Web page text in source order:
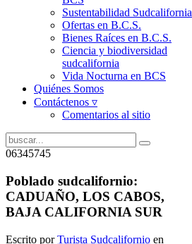
Sustentabilidad Sudcalifornia
Ofertas en B.C.S.
Bienes Raíces en B.C.S.
Ciencia y biodiversidad
sudcalifornia
Vida Nocturna en BCS
Quiénes Somos
Contáctenos ▿
Comentarios al sitio
06345745
Poblado sudcalifornio:
CADUAÑO, LOS CABOS,
BAJA CALIFORNIA SUR
Escrito porTurista Sudcalifornio en